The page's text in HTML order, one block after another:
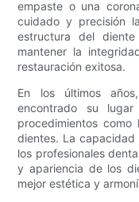
empaste o una
cuidado y precisión
estructura del
mantener la
restauración exitosa.
En los últimos
encontrado su
procedimientos
dientes. La
los profesionales
y apariencia de los
mejor estética y